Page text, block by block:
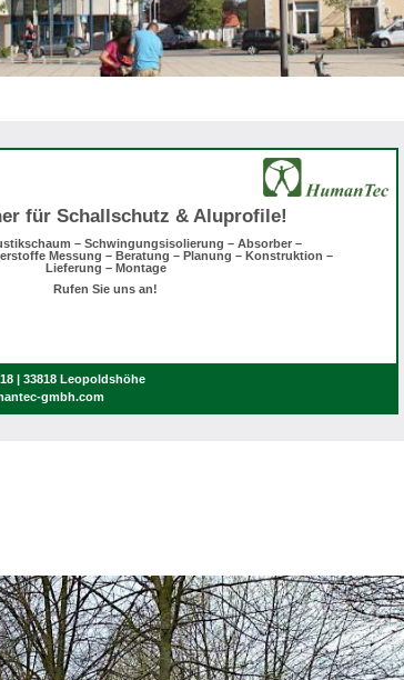
für Schallschutz & Aluprofile!
– Schwingungsisolierung – Absorber –
Messung – Beratung – Planung – Konstruktion –
Lieferung – Montage
Rufen Sie uns an!
| 33818 Leopoldshöhe
gmbh.com